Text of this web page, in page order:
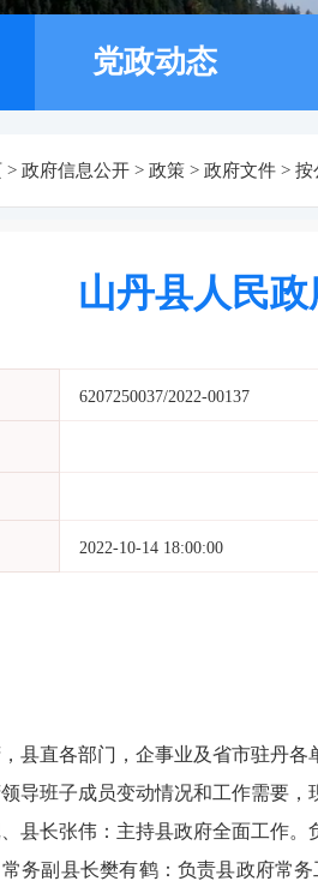
党政动态
> 政府信息公开 > 政策 > 政府文件 > 按
山丹县人民
6207250037/2022-00137
2022-10-14 18:00:00
县直各部门 ，企事业及省市驻丹各
导班子成员变动情况和工作需要，
县长张伟： 主持县政府全面工作。
常务副县长樊有鹤： 负责县政府常